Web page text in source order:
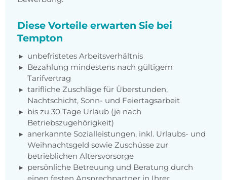
Diese Vorteile erwarten Sie bei
Tempton
unbefristetes Arbeitsverhältnis
Bezahlung mindestens nach gültigem
Tarifvertrag
tarifliche Zuschläge für Überstunden,
Nachtschicht, Sonn- und Feiertagsarbeit
bis zu 30 Tage Urlaub (je nach
Betriebszugehörigkeit)
anerkannte Sozialleistungen, inkl. Urlaubs- und
Weihnachtsgeld sowie Zuschüsse zur
betrieblichen Altersvorsorge
persönliche Betreuung und Beratung durch